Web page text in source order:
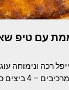
עם טיפ
רכה ונימוחה
שמשדרג את